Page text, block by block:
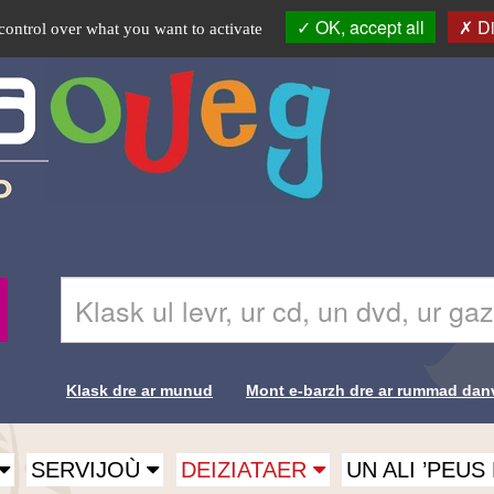
over what you want to activate OK, accept all
Recherche-
Br
e-
barzh
lec'hienn
Liens de
recherche-
Klask dre ar munud Mont e-barzh dre ar rummad
SERVIJOÙ DEIZIATAER
UN ALI